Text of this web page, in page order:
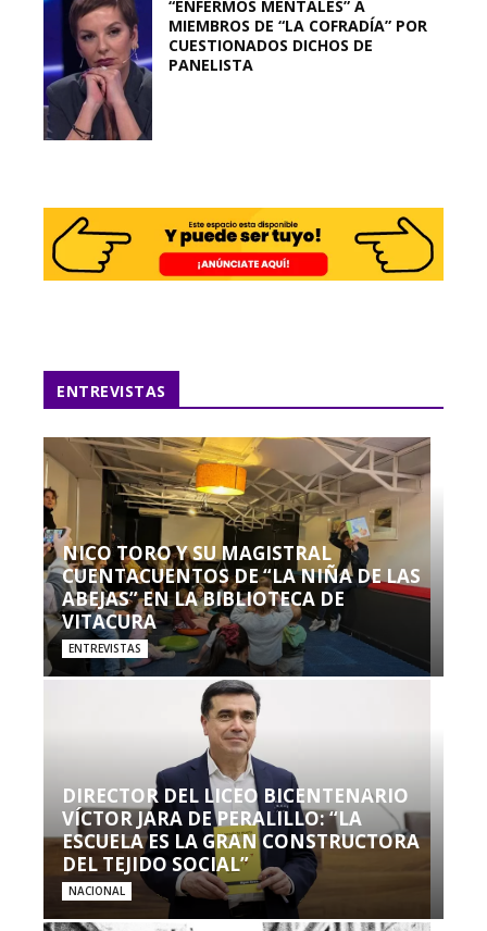
“ENFERMOS MENTALES” A
MIEMBROS DE “LA COFRADÍA” POR
CUESTIONADOS DICHOS DE
PANELISTA
ENTREVISTAS
NICO TORO Y SU MAGISTRAL
CUENTACUENTOS DE “LA NIÑA DE LAS
ABEJAS” EN LA BIBLIOTECA DE
VITACURA
ENTREVISTAS
DIRECTOR DEL LICEO BICENTENARIO
VÍCTOR JARA DE PERALILLO: “LA
ESCUELA ES LA GRAN CONSTRUCTORA
DEL TEJIDO SOCIAL”
NACIONAL